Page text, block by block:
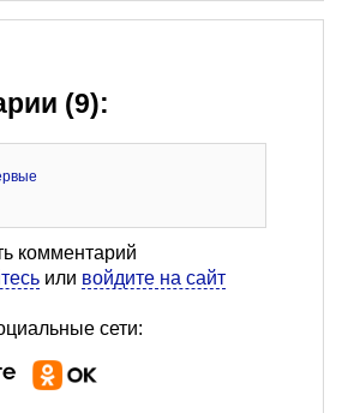
(9):
комментарий
или войдите на сайт
сети: